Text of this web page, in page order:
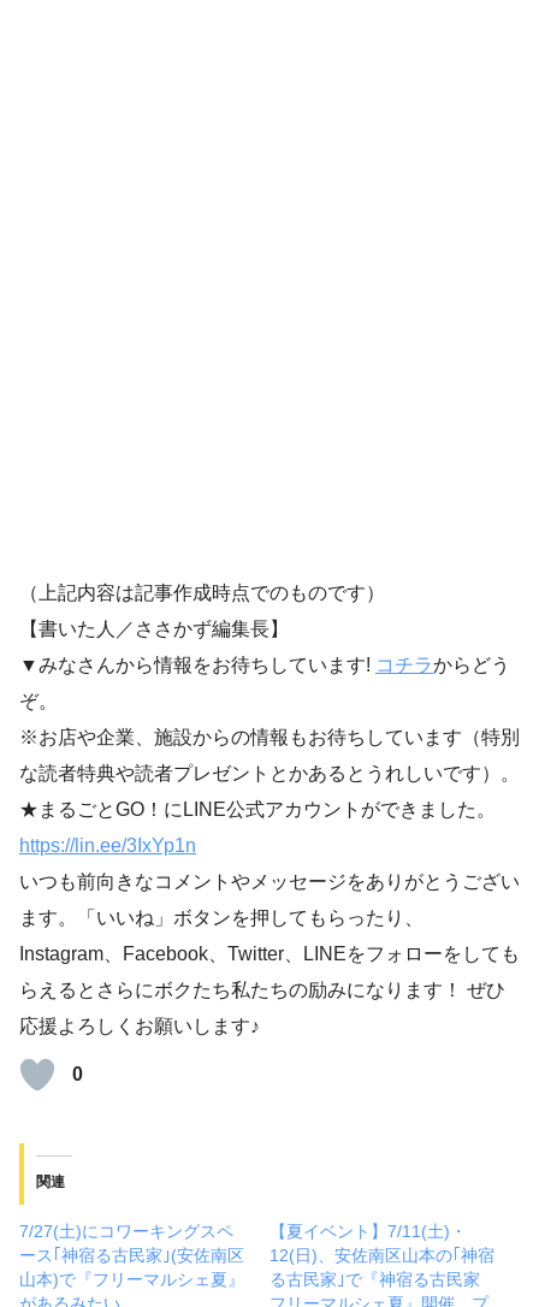
（上記内容は記事作成時点でのものです）
【書いた人／ささかず編集長】
▼みなさんから情報をお待ちしています! コチラからどう
ぞ。
※お店や企業、施設からの情報もお待ちしています（特別
な読者特典や読者プレゼントとかあるとうれしいです）。
★まるごとGO！にLINE公式アカウントができました。
https://lin.ee/3IxYp1n
いつも前向きなコメントやメッセージをありがとうござい
ます。「いいね」ボタンを押してもらったり、
Instagram、Facebook、Twitter、LINEをフォローをしても
らえるとさらにボクたち私たちの励みになります！ ぜひ
応援よろしくお願いします♪
0
関連
7/27(土)にコワーキングスペ
ース｢神宿る古民家｣(安佐南区
山本)で『フリーマルシェ夏』
【夏イベント】7/11(土)・
12(日)、安佐南区山本の｢神宿
る古民家｣で『神宿る古民家